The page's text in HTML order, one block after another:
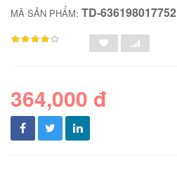
MÃ SẢN PHẨM: TD-636198017752
364,000 đ